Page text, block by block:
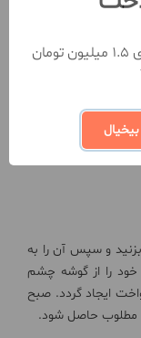
و سپس آن را به
را از گوشه چشم
ایجاد گردد. صبح
مطلوب حاصل شود.
تخفیف 100هزار تومانی برای خرید های بالای 1.5 میلیون تومان